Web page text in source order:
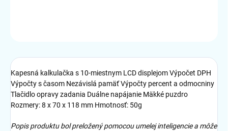
Kapesná kalkulačka s 10-miestnym LCD displejom Výpočet DPH
Výpočty s časom Nezávislá pamäť Výpočty percent a odmocniny
Tlačidlo opravy zadania Duálne napájanie Mäkké puzdro
Rozmery: 8 x 70 x 118 mm Hmotnosť: 50g
Popis produktu bol preložený pomocou umelej inteligencie a môže